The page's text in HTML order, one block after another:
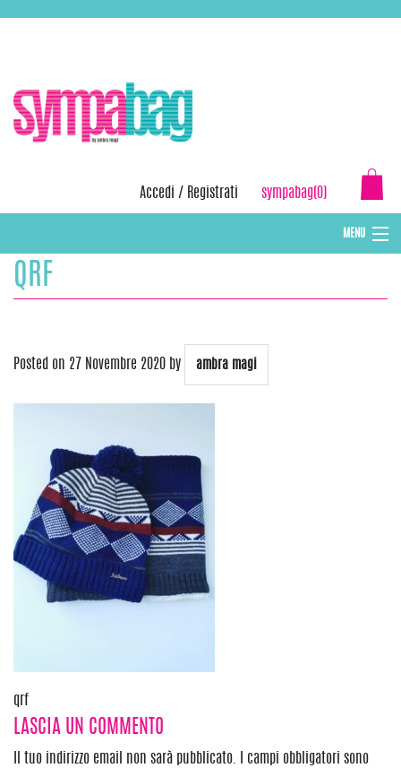
Accedi / Registrati sympabag(0)
MENU
CAPPELLI INVERNALI DONNA
QRF
Posted on 27 Novembre 2020 by ambra magi
Navigazione
articoli
qrf
LASCIA UN COMMENTO
Il tuo indirizzo email non sarà pubblicato.
I campi obbligatori sono